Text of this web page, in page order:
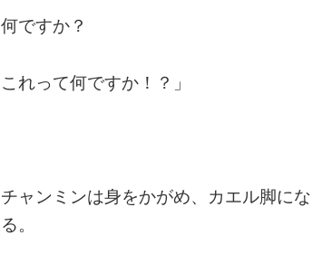
何ですか？
これって何ですか！？」
チャンミンは身をかがめ、カエル脚に
る。